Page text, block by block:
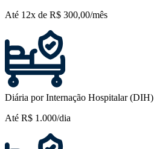
Até 12x de R$ 300,00/mês
Diária por Internação Hospitalar (DIH)
Até R$ 1.000/dia